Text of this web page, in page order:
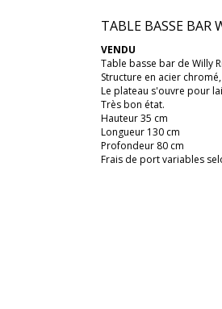
TABLE BASSE BAR
VENDU
Table basse bar de Willy
Structure en acier
Le plateau s'ouvre pour
Très bon état.
Hauteur 35 cm
Longueur 130 cm
Profondeur 80 cm
Frais de port variables